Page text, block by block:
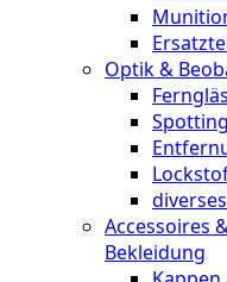
Optik &
Accessoires
Bekleidung